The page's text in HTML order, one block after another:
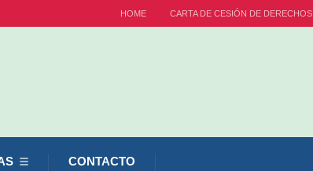
HOME CARTA DE CESIÓN DE DERECHOS
CONTACTO